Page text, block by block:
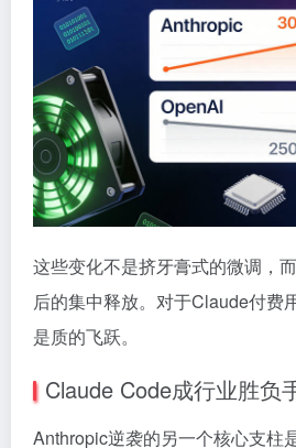
这些变化不是挤牙膏式的微调，
后的集中释放。对于Claude付费
是质的飞跃。
Claude Code成行业胜负
Anthropic逆袭的另一个核心支柱